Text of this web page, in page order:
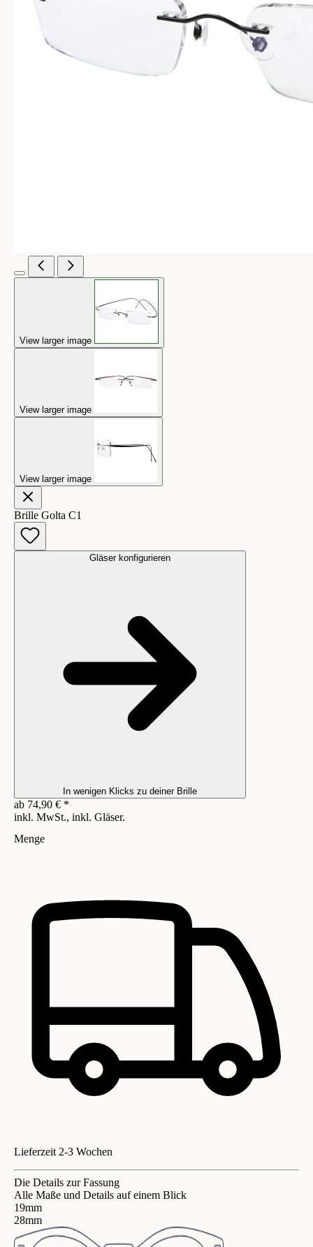
View larger image
View larger image
View larger image
Brille Golta C1
Gläser konfigurieren
In wenigen Klicks zu deiner Brille
ab 74,90 € *
inkl. MwSt., inkl. Gläser.
Menge
Lieferzeit 2-3 Wochen
Die Details zur Fassung
Alle Maße und Details auf einem Blick
19mm
28mm